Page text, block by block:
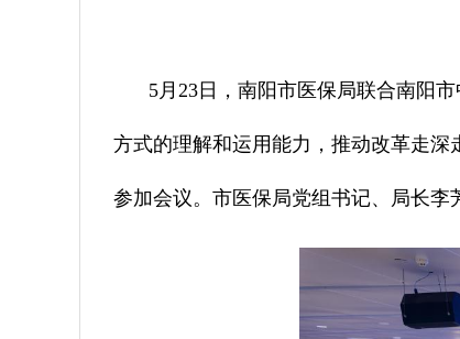
5月23日，南阳市医保局联合南阳
方式的理解和运用能力，推动改革走深
参加会议。市医保局党组书记、局长李